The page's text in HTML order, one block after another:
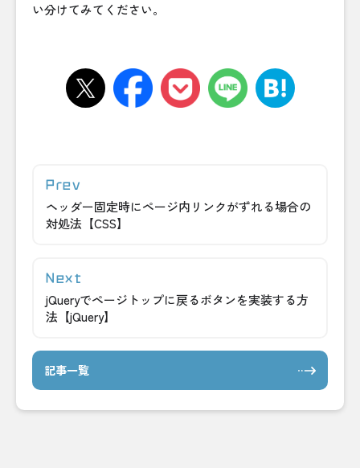
い分けてみてください。
ヘッダー固定時にページ内リンクがずれる場合の
対処法【CSS】
jQueryでページトップに戻るボタンを実装する方
法【jQuery】
記事一覧